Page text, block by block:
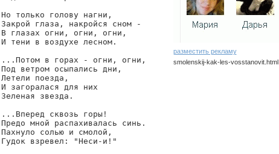
Но только голову нагни,
Закрой глаза, накройся сном -
В глазах огни, огни, огни,
И тени в воздухе лесном.
...Потом в горах - огни, огни,
Под ветром осыпались дни,
Летели поезда,
И загоралася для них
Зеленая звезда.
...Вперед сквозь горы!
Предо мной распахивалась синь.
Пахнуло солью и смолой,
Гудок взревел: "Неси-и!"
разместить рекламу
smolenskij-kak-les-vosstanovit.html